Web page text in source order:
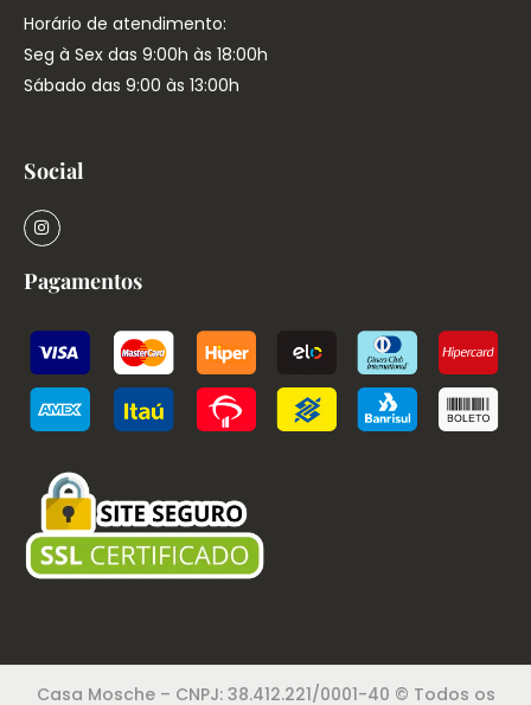
Horário de atendimento:
Seg à Sex das 9:00h às 18:00h
Sábado das 9:00 às 13:00h
Social
Pagamentos
Casa Mosche – CNPJ: 38.412.221/0001-40 © Todos os